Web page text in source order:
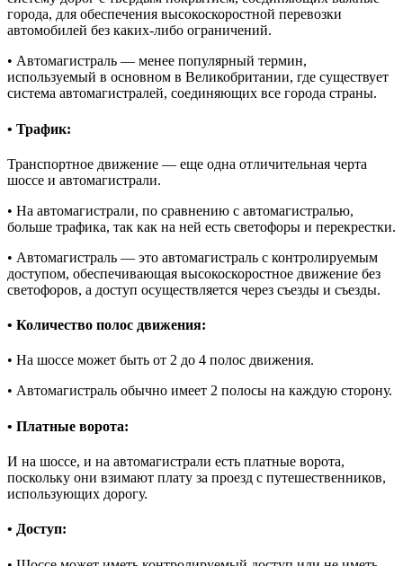
города, для обеспечения высокоскоростной перевозки
автомобилей без каких-либо ограничений.
• Автомагистраль — менее популярный термин,
используемый в основном в Великобритании, где существует
система автомагистралей, соединяющих все города страны.
• Трафик:
Транспортное движение — еще одна отличительная черта
шоссе и автомагистрали.
• На автомагистрали, по сравнению с автомагистралью,
больше трафика, так как на ней есть светофоры и перекрестки.
• Автомагистраль — это автомагистраль с контролируемым
доступом, обеспечивающая высокоскоростное движение без
светофоров, а доступ осуществляется через съезды и съезды.
• Количество полос движения:
• На шоссе может быть от 2 до 4 полос движения.
• Автомагистраль обычно имеет 2 полосы на каждую сторону.
• Платные ворота:
И на шоссе, и на автомагистрали есть платные ворота,
поскольку они взимают плату за проезд с путешественников,
использующих дорогу.
• Доступ: